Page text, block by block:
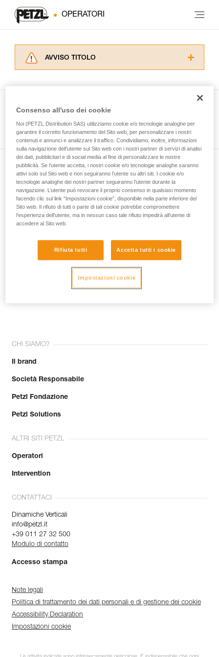
OPERATORI
AVVISO TITOLO
La padronanza di queste tecniche richiede una
formazione ed un addestramento specifico.
Verificate con un professionista la vostra
capacità di rifare la manovra, da soli, in piena
sicurezza, prima di riprodurla autonomamente.
Forniamo esempi di tecniche relative alla vostra
attività. Ne possono esistere altre che non
vengono qui descritte.
Guarda tutti i consigli tecnici
Iscriviti alla newsletter
e rimani connesso alle nostre novità
E-mail *
Unisciti alla community!
CHI SIAMO?
Il brand
Società Responsabile
Petzl Fondazione
Petzl Solutions
ALTRI SITI PETZL
Operatori
Intervention
CONTATTACI
Dinamiche Verticali
info@petzl.it
+39 011 27 32 500
Modulo di contatto
Accesso stampa
Note legali
Politica di trattamento dei dati personali e di gestione dei cookie
Accessibility Declaration
Impostazioni cookie
Consenso all'uso dei cookie
Noi (PETZL Distribution SAS) utilizziamo cookie e/o tecnologie analoghe per
garantire il corretto funzionamento del Sito web, per personalizzare i nostri
contenuti e annunci e analizzare il traffico. Condividiamo, inoltre, informazioni
sulla navigazione dell’utente sul Sito web con i nostri partner di servizi di analisi
dei dati, pubblicitari e di social media al fine di personalizzare le nostre
pubblicità. Se l’utente accetta, i nostri cookie e/o tecnologie analoghe saranno
attivi solo sul Sito web e non seguiranno l’utente su altri siti. I cookie e/o
tecnologie analoghe dei nostri partner seguiranno l’utente durante la
navigazione. L’utente può revocare il proprio consenso in qualsiasi momento
facendo clic sul link “Impostazioni cookie”, disponibile nella parte inferiore del
Sito web. Il rifiuto di tutti o parte di tali cookie potrebbe compromettere
l’esperienza dell’utente, ma in nessun caso tale rifiuto impedirà all’utente di
accedere al Sito web.
Rifiuta tutti Accetta tutti i cookie
Impostazioni cookie